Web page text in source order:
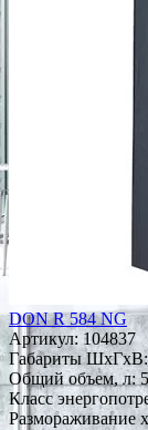
DON R 584 NG
Артикул:104837
Габариты ШxГxВ:
Общий объем, л:
Класс
Размораживание